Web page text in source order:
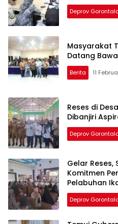
Deprov
Masyarakat
Datang
Berita 11
Reses di
Dibanjiri
Deprov
Gelar Reses,
Komitmen
Pelabuhan
Deprov